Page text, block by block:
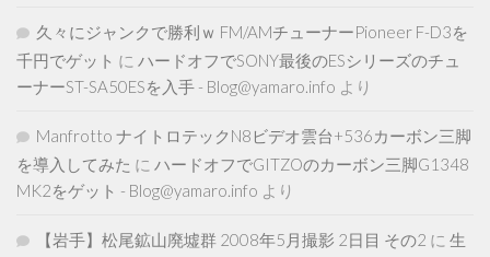
久々にジャンクで勝利ｗ FM/AMチューナーPioneer F-D3を
千円でゲット に ハードオフでSONY最後のESシリーズのチュ
ーナーST-SA50ESを入手 - Blog@yamaro.info より
Manfrotto ナイトロテックN8ビデオ雲台+536カーボン三脚
を導入してみた に ハードオフでGITZOのカーボン三脚G1348
MK2をゲット - Blog@yamaro.info より
【岩手】松尾鉱山廃墟群 2008年5月撮影 2日目 その2 に 生